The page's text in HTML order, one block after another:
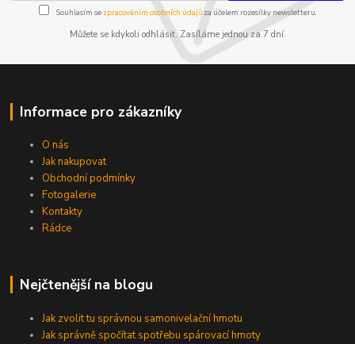
Souhlasím se zpracováním osobních údajůza účelem rozesílky newsletteru.
Můžete se kdykoli odhlásit. Zasíláme jednou za 7 dní.
Informace pro zákazníky
O nás
Jak nakupovat
Obchodní podmínky
Fotogalerie
Kontakty
Rádce
Nejčtenější na blogu
Jak zvolit tu správnou samonivelační hmotu
Jak správně spočítat spotřebu spárovací hmoty